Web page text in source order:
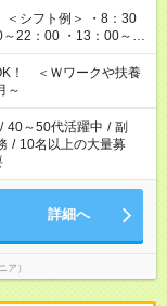
22：00 ・13：00～
！ ＜Ｗワークや扶養
～
/ 40～50代活躍中 / 副
/ 10名以上の大量募
詳細へ
ア）